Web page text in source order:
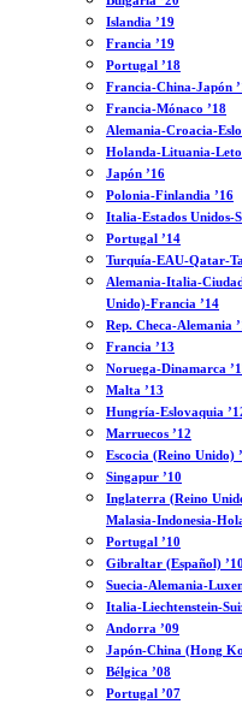
Islandia ’19
Francia ’19
Portugal ’18
Francia-China-Japón
Francia-Mónaco ’18
Alemania-Croacia-
Holanda-Lituania-
Japón ’16
Polonia-Finlandia ’16
Italia-Estados Unidos-
Portugal ’14
Turquía-EAU-Qatar-
Alemania-Italia-
Unido)-Francia ’14
Rep. Checa-Alemania
Francia ’13
Noruega-Dinamarca
Malta ’13
Hungría-Eslovaquia
Marruecos ’12
Escocia (Reino Unido)
Singapur ’10
Inglaterra (Reino
Malasia-Indonesia-
Portugal ’10
Gibraltar (Español) ’10
Suecia-Alemania-
Italia-Liechtenstein-
Andorra ’09
Japón-China (Hong
Bélgica ’08
Portugal ’07